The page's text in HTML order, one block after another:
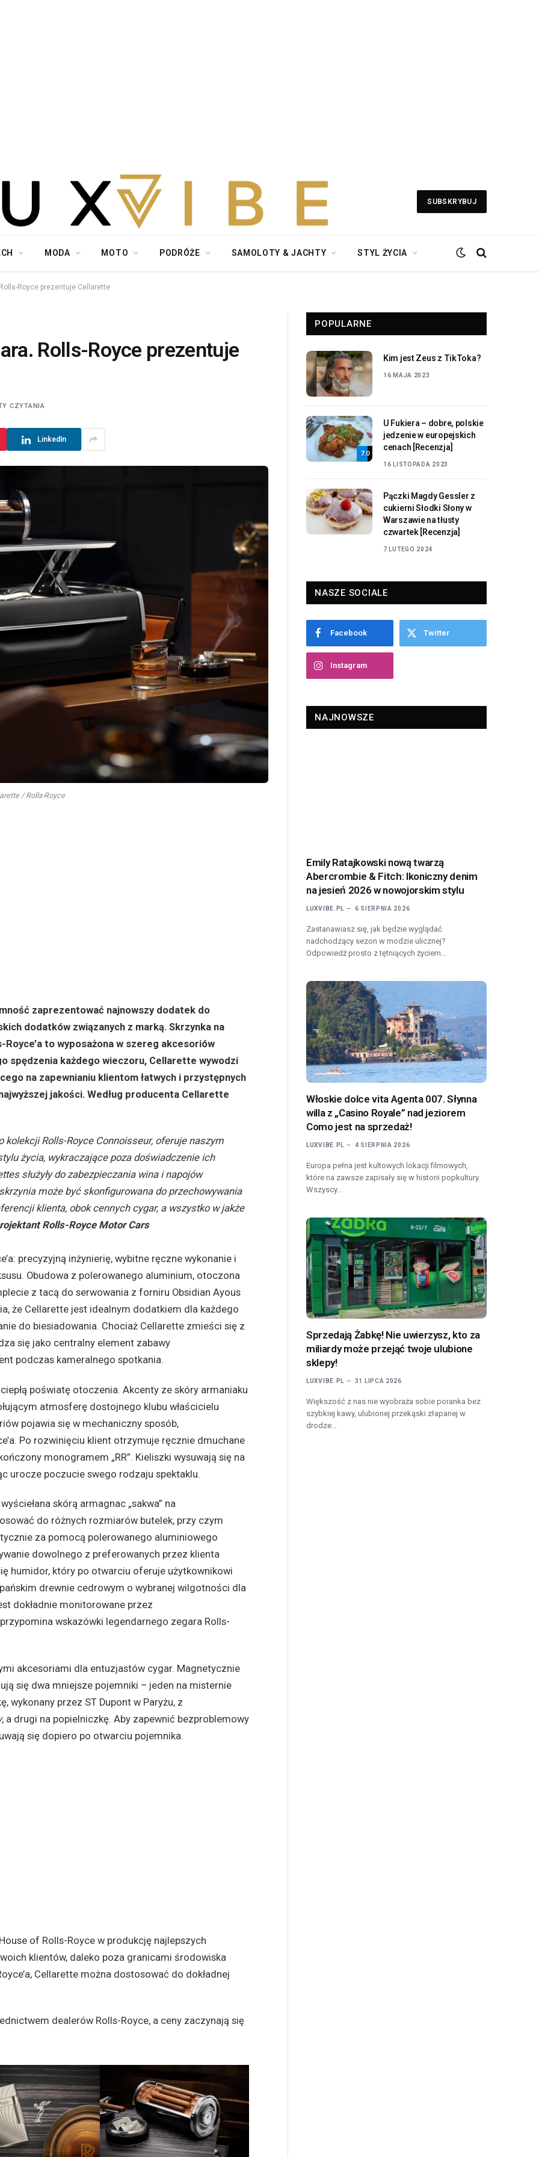
SUBSKRYBUJ
MODA MOTO PODRÓŻE SAMOLOTY & JACHTY STYL ŻYCIA
Royce prezentuje Cellarette
Rolls-Royce prezentuje
CZYTANIA
LinkedIn
/ Rolls-Royce
zaprezentować najnowszy dodatek do
dodatków związanych z marką. Skrzynka na
to wyposażona w szereg akcesoriów
spędzenia każdego wieczoru, Cellarette wywodzi
na zapewnianiu klientom łatwych i przystępnych
jakości. Według producenta Cellarette
kolekcji Rolls-Royce Connoisseur, oferuje naszym
życia, wykraczające poza doświadczenie ich
służyły do ​​zabezpieczania wina i napojów
może być skonfigurowana do przechowywania
klienta, obok cennych cygar, a wszystko w jakże
Rolls-Royce Motor Cars
precyzyjną inżynierię, wybitne ręczne wykonanie i
Obudowa z polerowanego aluminium, otoczona
z tacą do serwowania z forniru Obsidian Ayous
że ​​Cellarette jest idealnym dodatkiem dla każdego
do biesiadowania. Chociaż Cellarette zmieści się z
się jako centralny element zabawy
podczas kameralnego spotkania.
poświatę otoczenia. Akcenty ze skóry armaniaku
atmosferę dostojnego klubu właścicielu
pojawia się w mechaniczny sposób,
Po rozwinięciu klient otrzymuje ręcznie dmuchane
monogramem „RR”. Kieliszki wysuwają się na
urocze poczucie swego rodzaju spektaklu.
skórą armagnac „sakwa” na
do różnych rozmiarów butelek, przy czym
za pomocą polerowanego aluminiowego
dowolnego z preferowanych przez klienta
humidor, który po otwarciu oferuje użytkownikowi
drewnie cedrowym o wybranej wilgotności dla
dokładnie monitorowane przez
wskazówki legendarnego zegara Rolls-
akcesoriami dla entuzjastów cygar. Magnetycznie
się dwa mniejsze pojemniki – jeden na misternie
wykonany przez ST Dupont w Paryżu, z
, a drugi na popielniczkę. Aby zapewnić bezproblemowy
się dopiero po otwarciu pojemnika.
of Rolls-Royce w produkcję najlepszych
klientów, daleko poza granicami środowiska
Cellarette można dostosować do dokładnej
dealerów Rolls-Royce, a ceny zaczynają się
POPULARNE
Kim jest Zeus z TikToka?
16 MAJA 2023
7.0
U Fukiera – dobre, polskie
jedzenie w europejskich
cenach [Recenzja]
16 LISTOPADA 2023
Pączki Magdy Gessler z
cukierni Słodki Słony w
Warszawie na tłusty
czwartek [Recenzja]
7 LUTEGO 2024
NASZE SOCIALE
Facebook Twitter
Instagram
NAJNOWSZE
Emily Ratajkowski nową twarzą
Abercrombie & Fitch: Ikoniczny denim
na jesień 2026 w nowojorskim stylu
LUXVIBE.PL 6 SIERPNIA 2026
Zastanawiasz się, jak będzie wyglądać
nadchodzący sezon w modzie ulicznej?
Odpowiedź prosto z tętniących życiem…
Włoskie dolce vita Agenta 007. Słynna
willa z „Casino Royale” nad jeziorem
Como jest na sprzedaż!
LUXVIBE.PL 4 SIERPNIA 2026
Europa pełna jest kultowych lokacji filmowych,
które na zawsze zapisały się w historii popkultury.
Wszyscy…
Sprzedają Żabkę! Nie uwierzysz, kto za
miliardy może przejąć twoje ulubione
sklepy!
LUXVIBE.PL 31 LIPCA 2026
Większość z nas nie wyobraża sobie poranka bez
szybkiej kawy, ulubionej przekąski złapanej w
drodze…